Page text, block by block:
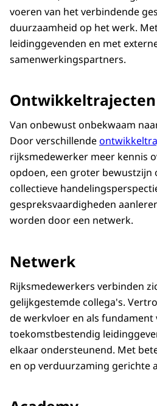
voeren van het verbindende
duurzaamheid op het werk. Met
leidinggevenden en met
samenwerkingspartners.
Ontwikkeltrajecten
Van onbewust onbekwaam
Door verschillende
rijksmedewerker meer kennis
opdoen, een groter bewustzijn
collectieve
gespreksvaardigheden
worden door een netwerk.
Netwerk
Rijksmedewerkers verbinden
gelijkgestemde collega's.
de werkvloer en als fundament
toekomstbestendig
elkaar ondersteunend. Met
en op verduurzaming gerichte